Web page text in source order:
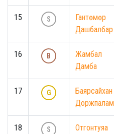
15 S
Гантөмөр
Дашбалбар
16 B
Жамбал
Дамба
17 G
Баярсайхан
Доржпалам
18 S
Отгонтуяа